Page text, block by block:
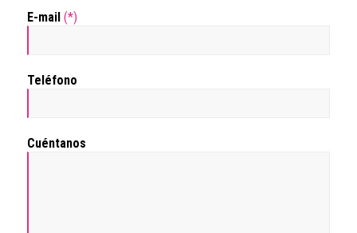
E-mail (*)
Teléfono
Cuéntanos